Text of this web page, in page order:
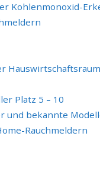
Kohlenmonoxid-
Hauswirtschaftsraum
Platz 5 – 10
und bekannte
Rauchmeldern